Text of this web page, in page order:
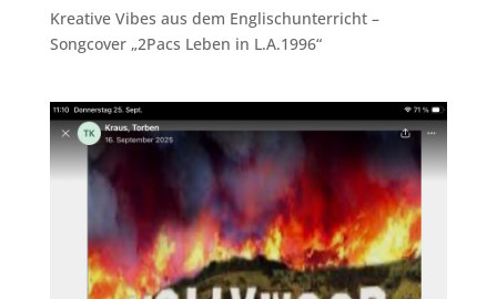
Kreative Vibes aus dem Englischunterricht –
Songcover „2Pacs Leben in L.A.1996“